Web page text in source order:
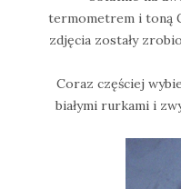
termometrem i toną
zdjęcia zostały
Coraz częściej
białymi rurkami i